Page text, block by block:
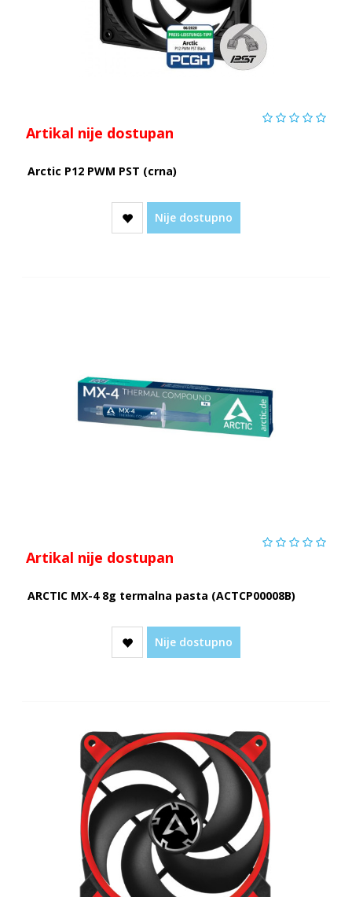
Artikal nije dostupan
Arctic P12 PWM PST (crna)
Nije dostupno
Artikal nije dostupan
ARCTIC MX-4 8g termalna pasta (ACTCP00008B)
Nije dostupno